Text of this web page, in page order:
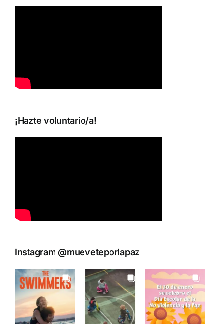
¡Hazte voluntario/a!
Instagram @mueveteporlapaz